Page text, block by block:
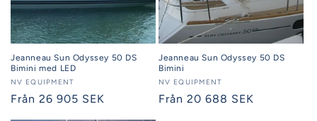
Jeanneau Sun Odyssey 50 DS
Bimini med LED
Säljare:
NV EQUIPMENT
Ordinarie
Från 26 905 SEK
Jeanneau Sun Odyssey 50 DS
Bimini
Säljare:
NV EQUIPMENT
Ordinarie
Från 20 688 SEK